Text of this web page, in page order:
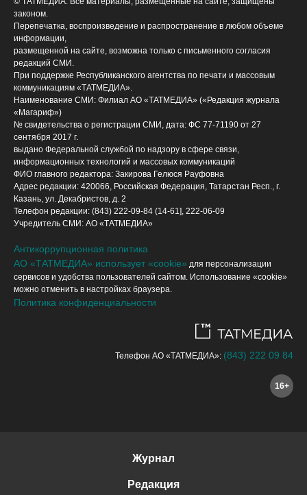
законом.
Перепечатка, воспроизведение и распространение в любом объеме
информации,
размещенной на сайте, возможна только с письменного согласия
редакций СМИ.
При поддержке Республиканского агентства по печати и массовым
коммуникациям «ТАТМЕДИА».
Наименование СМИ: Филиал АО «ТАТМЕДИА» («Редакция журнала
«Магариф»)
№ свидетельства о регистрации СМИ, дата: ФС 77-71190 от 27
сентября 2017 г.
выдано Федеральной службой по надзору в сфере связи,
информационных технологий и массовых коммуникаций
ФИО главного редактора: Закирова Гелюся Рауфовна
Адрес редакции: 420066, Российская Федерация, Татарстан Респ., г.
Казань, ул. Декабристов, д. 2
Телефон редакции: (843) 222-09-84 (14-61], 222-06-09
Учредитель СМИ: АО «ТАТМЕДИА»
Антикоррупционная политика
АО «ТАТМЕДИА» использует «cookie» для персонализации
сервисов и удобства пользователей сайтом. Использование «cookie»
можно отменить в настройках браузера.
Политика конфиденциальности
Телефон АО «ТАТМЕДИА»: (843) 222 09 84
16+
Журнал
Редакция